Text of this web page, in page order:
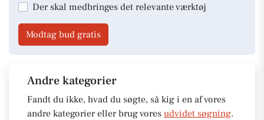
Der skal medbringes det relevante værktøj
Modtag bud gratis
Andre kategorier
Fandt du ikke, hvad du søgte, så kig i en af vores
andre kategorier eller brug vores udvidet søgning.